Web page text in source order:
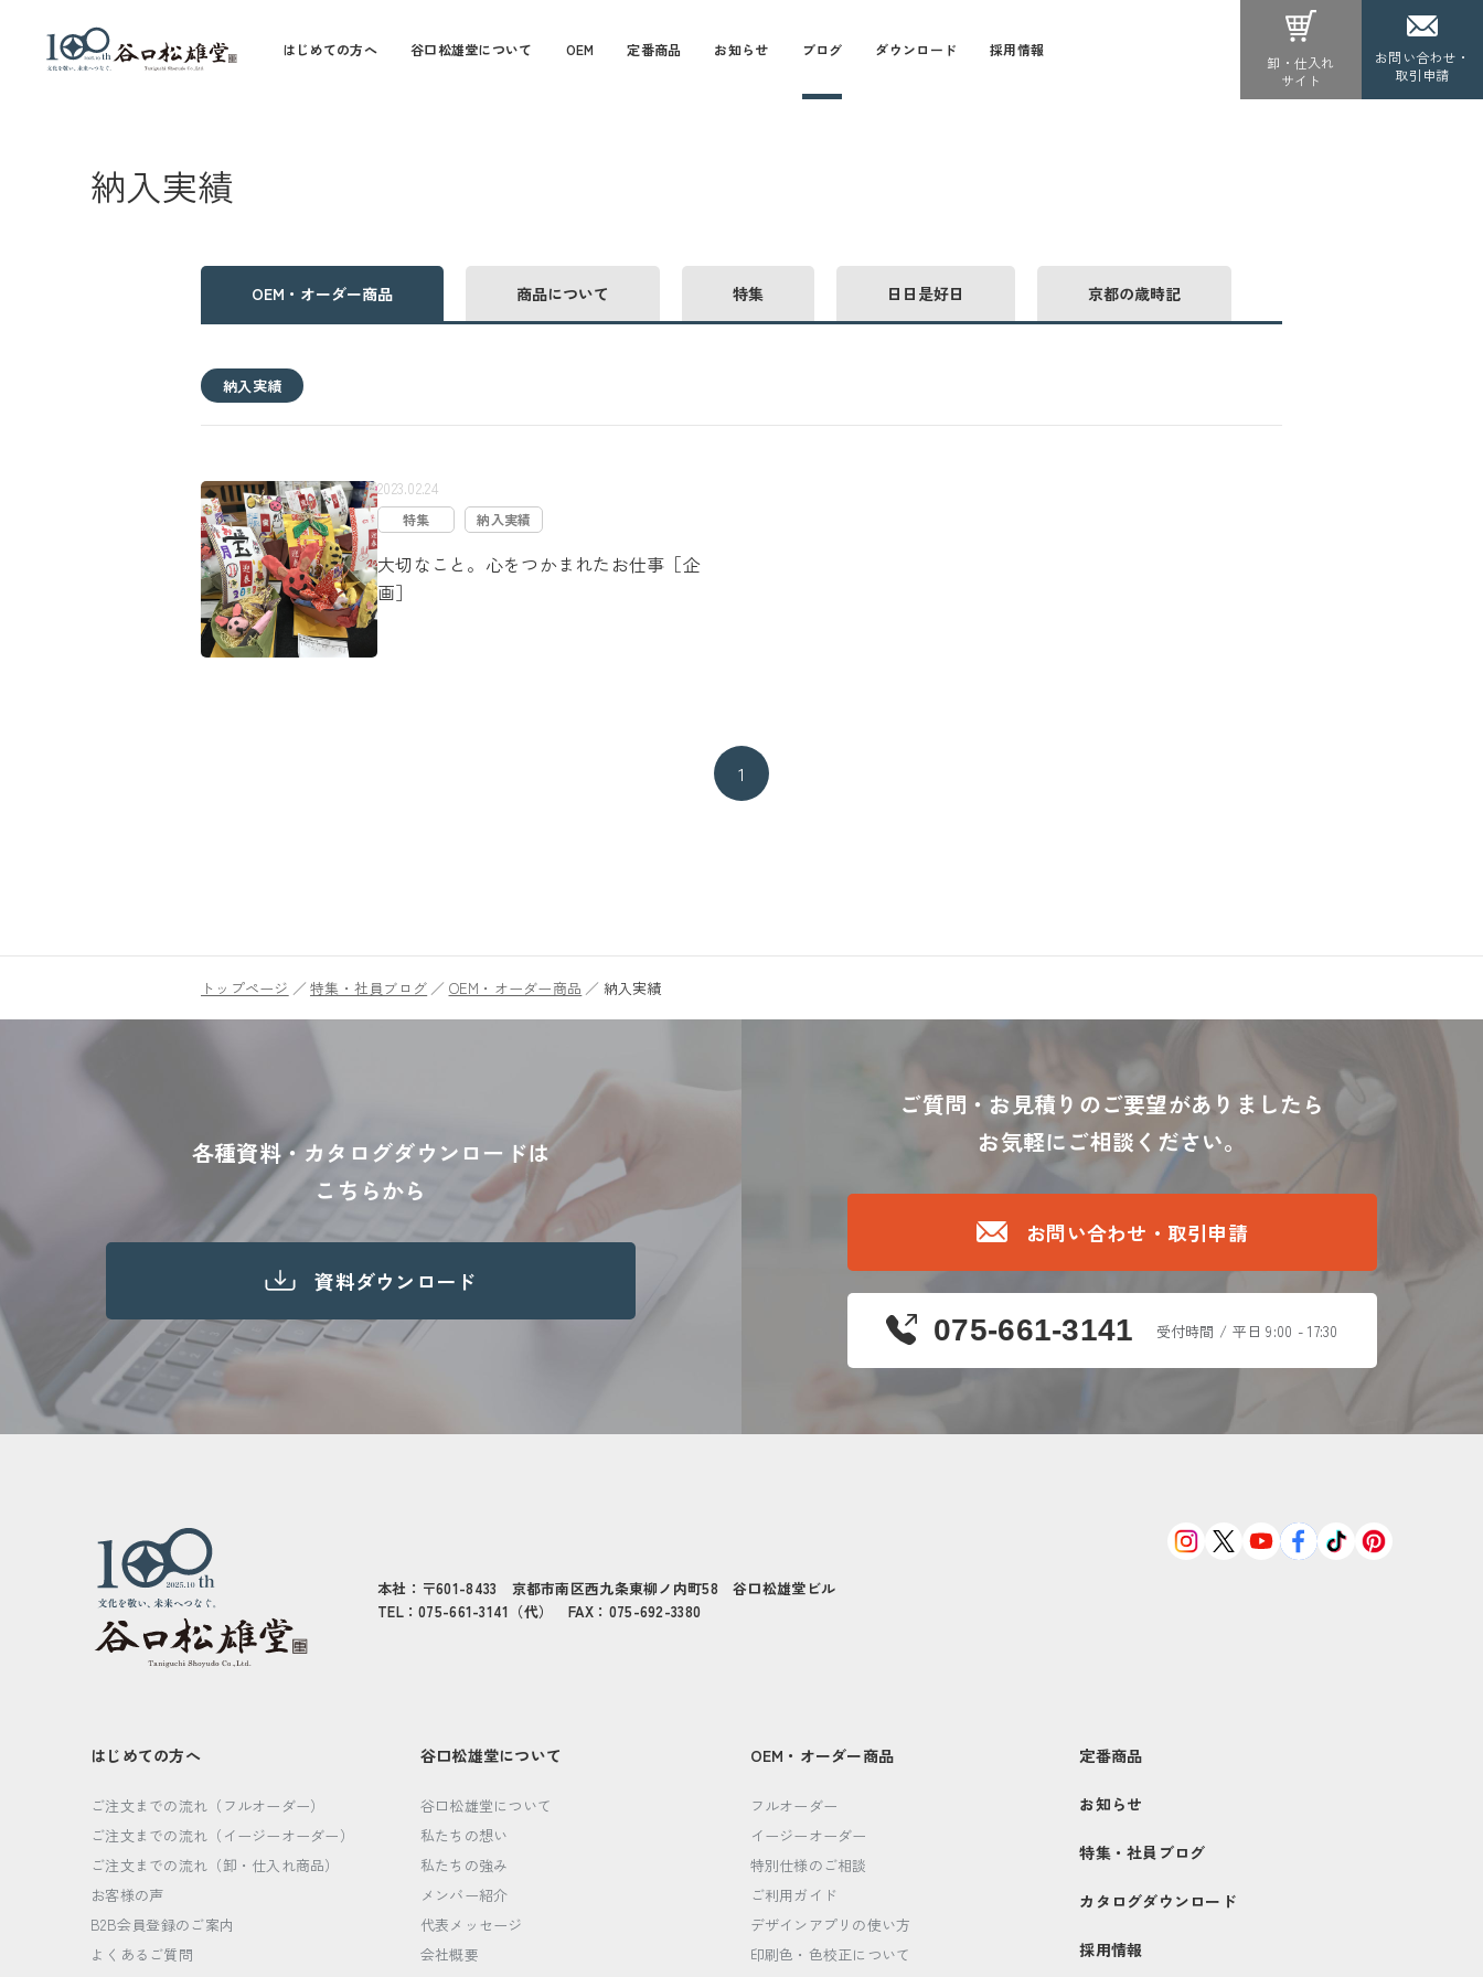
はじめての方へ 谷口松雄堂について OEM 定番商品 お知らせ ブログ ダウンロード 採用情報
卸・仕入れ
サイト
お問い合わせ・
取引申請
納入実績
OEM・オーダー商品 商品について 特集 日日是好日 京都の歳時記
納入実績
2023.02.24
特集 納入実績
大切なこと。心をつかまれたお仕事［企
画］
1
トップページ 特集・社員ブログ OEM・オーダー商品 納入実績
各種資料・カタログダウンロードは
こちらから
資料ダウンロード
ご質問・お見積りのご要望がありましたら
お気軽にご相談ください。
お問い合わせ・取引申請
075-661-3141 受付時間 / 平日 9:00 - 17:30
本社：〒601-8433 京都市南区西九条東柳ノ内町58 谷口松雄堂ビル
TEL：075-661-3141（代） FAX：075-692-3380
はじめての方へ
ご注文までの流れ（フルオーダー）
ご注文までの流れ（イージーオーダー）
ご注文までの流れ（卸・仕入れ商品）
お客様の声
B2B会員登録のご案内
よくあるご質問
谷口松雄堂について
谷口松雄堂について
私たちの想い
私たちの強み
メンバー紹介
代表メッセージ
会社概要
OEM・オーダー商品
フルオーダー
イージーオーダー
特別仕様のご相談
ご利用ガイド
デザインアプリの使い方
印刷色・色校正について
定番商品
お知らせ
特集・社員ブログ
カタログダウンロード
採用情報